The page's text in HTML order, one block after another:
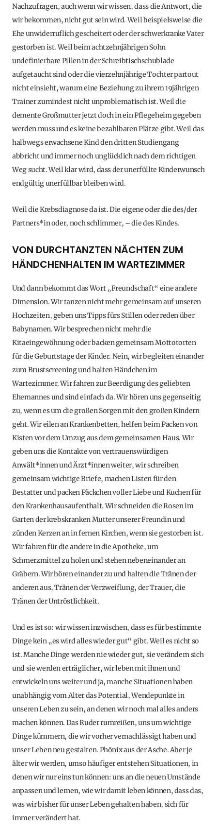
Nachzufragen, auch wenn wir wissen, dass die Antwort, die
wir bekommen, nicht gut sein wird. Weil beispielsweise die
Ehe unwiderruflich gescheitert oder der schwerkranke Vater
gestorben ist. Weil beim achtzehnjährigen Sohn
undefinierbare Pillen in der Schreibtischschublade
aufgetaucht sind oder die vierzehnjährige Tochter partout
nicht einsieht, warum eine Beziehung zu ihrem 19jährigen
Trainer zumindest nicht unproblematisch ist. Weil die
demente Großmutter jetzt doch in ein Pflegeheim gegeben
werden muss und es keine bezahlbaren Plätze gibt. Weil das
halbwegs erwachsene Kind den dritten Studiengang
abbricht und immer noch unglücklich nach dem richtigen
Weg sucht. Weil klar wird, dass der unerfüllte Kinderwunsch
endgültig unerfüllbar bleiben wird.
Weil die Krebsdiagnose da ist. Die eigene oder die des/der
Partners*in oder, noch schlimmer, – die des Kindes.
VON DURCHTANZTEN NÄCHTEN ZUM
HÄNDCHENHALTEN IM WARTEZIMMER
Und dann bekommt das Wort „Freundschaft“ eine andere
Dimension. Wir tanzen nicht mehr gemeinsam auf unseren
Hochzeiten, geben uns Tipps fürs Stillen oder reden über
Babynamen. Wir besprechen nicht mehr die
Kitaeingewöhnung oder backen gemeinsam Mottotorten
für die Geburtstage der Kinder. Nein, wir begleiten einander
zum Brustscreening und halten Händchen im
Wartezimmer. Wir fahren zur Beerdigung des geliebten
Ehemannes und sind einfach da. Wir hören uns gegenseitig
zu, wenn es um die großen Sorgen mit den großen Kindern
geht. Wir eilen an Krankenbetten, helfen beim Packen von
Kisten vor dem Umzug aus dem gemeinsamen Haus. Wir
geben uns die Kontakte von vertrauenswürdigen
Anwält*innen und Ärzt*innen weiter, wir schreiben
gemeinsam wichtige Briefe, machen Listen für den
Bestatter und packen Päckchen voller Liebe und Kuchen für
den Krankenhausaufenthalt. Wir schneiden die Rosen im
Garten der krebskranken Mutter unserer Freundin und
zünden Kerzen an in fernen Kirchen, wenn sie gestorben ist.
Wir fahren für die andere in die Apotheke, um
Schmerzmittel zu holen und stehen nebeneinander an
Gräbern. Wir hören einander zu und halten die Tränen der
anderen aus, Tränen der Verzweiflung, der Trauer, die
Tränen der Untröstlichkeit.
Und es ist so: wir wissen inzwischen, dass es für bestimmte
Dinge kein „es wird alles wieder gut“ gibt. Weil es nicht so
ist. Manche Dinge werden nie wieder gut, sie verändern sich
und sie werden erträglicher, wir leben mit ihnen und
entwickeln uns weiter und ja, manche Situationen haben
unabhängig vom Alter das Potential, Wendepunkte in
unseren Leben zu sein, an denen wir noch mal alles anders
machen können. Das Ruder rumreißen, uns um wichtige
Dinge kümmern, die wir vorher vernachlässigt haben und
unser Leben neu gestalten. Phönix aus der Asche. Aber je
älter wir werden, umso häufiger entstehen Situationen, in
denen wir nur eins tun können: uns an die neuen Umstände
anpassen und lernen, wie wir damit leben können, dass das,
was wir bisher für unser Leben gehalten haben, sich für
immer verändert hat.